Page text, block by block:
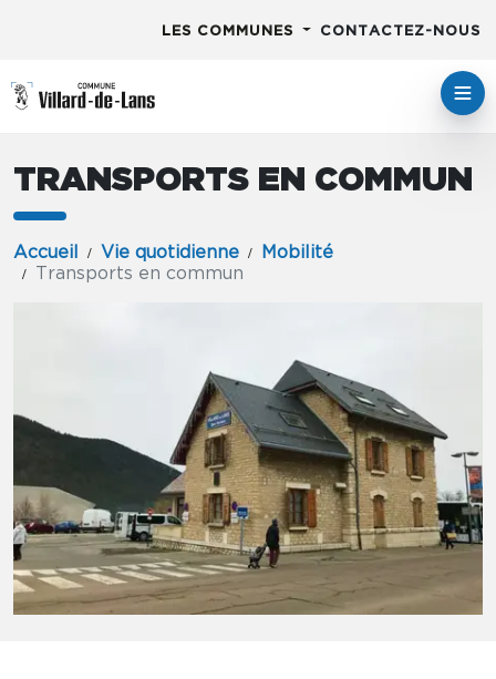
LES COMMUNES CONTACTEZ-NOUS
TRANSPORTS EN COMMUN
Accueil Vie quotidienne
Mobilité
Transports en commun